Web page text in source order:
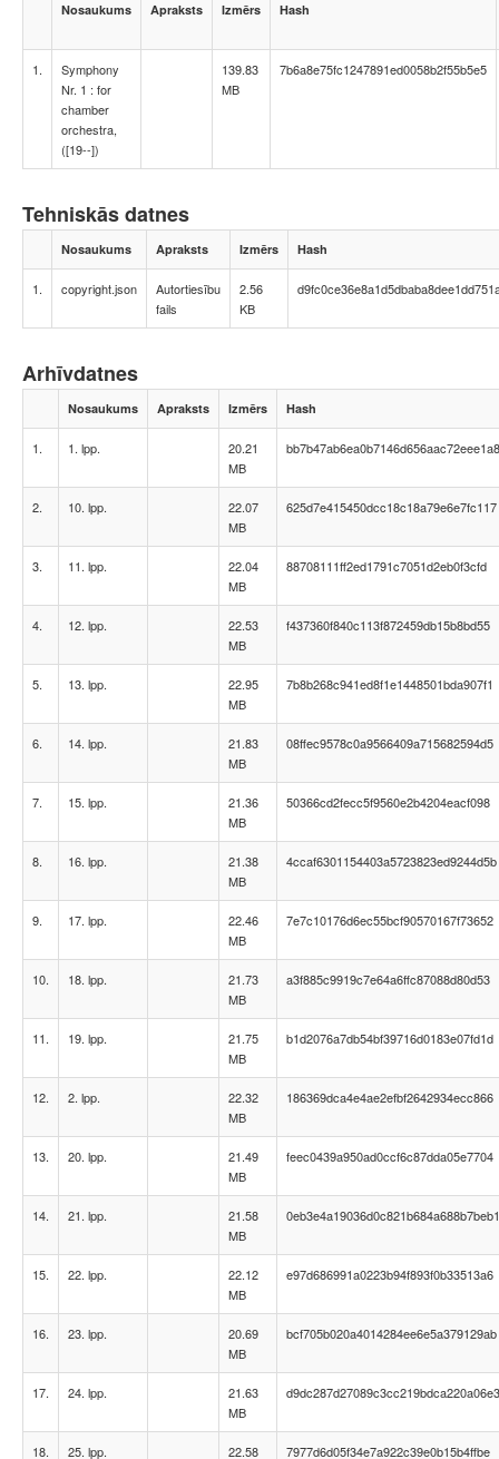
Nosaukums Apraksts Izmērs Hash
1.
Symphony
Nr. 1 : for
chamber
orchestra,
([19--])
139.83
MB
7b6a8e75fc1247891ed0058b2f55b5e5
Tehniskās datnes
Nosaukums Apraksts Izmērs Hash
1. copyright.json
Autortiesību
fails
2.56
KB
Arhīvdatnes
Nosaukums Apraksts Izmērs Hash
1. 1. lpp.
20.21
MB
bb7b47ab6ea0b7146d656aac72eee1a8
2. 10. lpp.
22.07
MB
625d7e415450dcc18c18a79e6e7fc117
3. 11. lpp.
22.04
MB
88708111ff2ed1791c7051d2eb0f3cfd
4. 12. lpp.
22.53
MB
f437360f840c113f872459db15b8bd55
5. 13. lpp.
22.95
MB
7b8b268c941ed8f1e1448501bda907f1
6. 14. lpp.
21.83
MB
08ffec9578c0a9566409a715682594d5
7. 15. lpp.
21.36
MB
50366cd2fecc5f9560e2b4204eacf098
8. 16. lpp.
21.38
MB
4ccaf6301154403a5723823ed9244d5b
9. 17. lpp.
22.46
MB
7e7c10176d6ec55bcf90570167f73652
10. 18. lpp.
21.73
MB
a3f885c9919c7e64a6ffc87088d80d53
11. 19. lpp.
21.75
MB
b1d2076a7db54bf39716d0183e07fd1d
12. 2. lpp.
22.32
MB
186369dca4e4ae2efbf2642934ecc866
13. 20. lpp.
21.49
MB
feec0439a950ad0ccf6c87dda05e7704
14. 21. lpp.
21.58
MB
0eb3e4a19036d0c821b684a688b7beb1
15. 22. lpp.
22.12
MB
e97d686991a0223b94f893f0b33513a6
16. 23. lpp.
20.69
MB
bcf705b020a4014284ee6e5a379129ab
17. 24. lpp.
21.63
MB
d9dc287d27089c3cc219bdca220a06e3
18. 25. lpp. 22.58 7977d6d05f34e7a922c39e0b15b4ffbe